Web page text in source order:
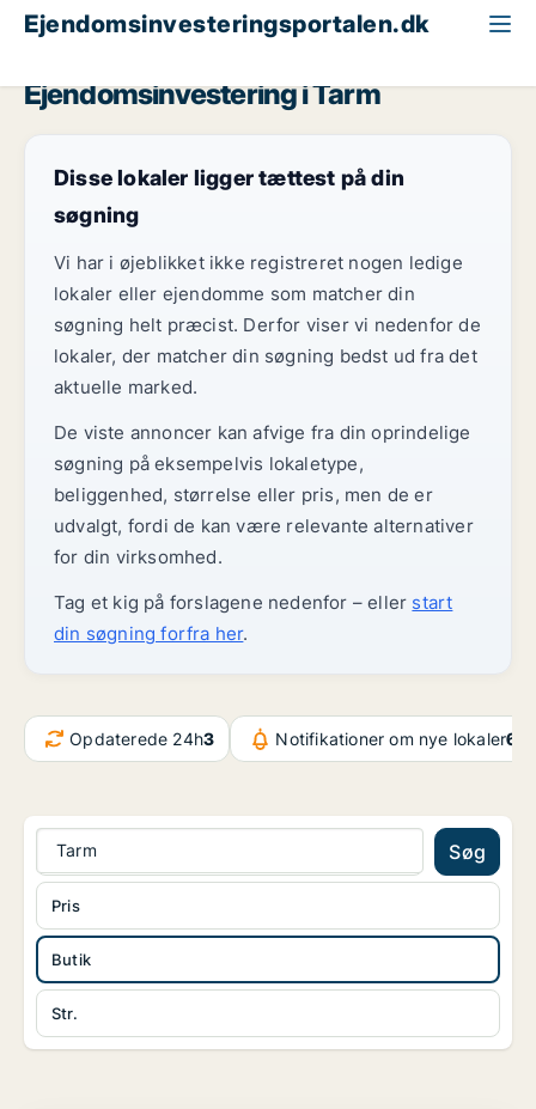
Ejendomsinvesteringsportalen.dk
Ejendomsinvestering i Tarm
Disse lokaler ligger tættest på din
søgning
Vi har i øjeblikket ikke registreret nogen ledige
lokaler eller ejendomme som matcher din
søgning helt præcist. Derfor viser vi nedenfor de
lokaler, der matcher din søgning bedst ud fra det
aktuelle marked.
De viste annoncer kan afvige fra din oprindelige
søgning på eksempelvis lokaletype,
beliggenhed, størrelse eller pris, men de er
udvalgt, fordi de kan være relevante alternativer
for din virksomhed.
Tag et kig på forslagene nedenfor – eller start
din søgning forfra her.
Opdaterede 24h3 Notifikationer om nye lokaler
Tarm Søg
Butik
Str.
Pris